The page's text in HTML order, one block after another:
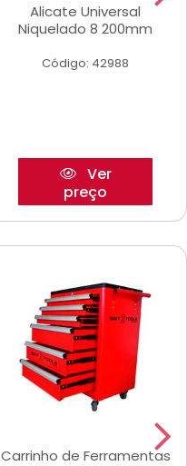
Alicate Universal
Niquelado 8 200mm
Código: 42988
Ver
preço
Carrinho de Ferramentas